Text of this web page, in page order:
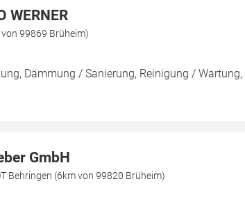
WERNER
von 99869 Brüheim)
Dämmung / Sanierung, Reinigung /
GmbH
Behringen (6km von 99820 Brüheim)